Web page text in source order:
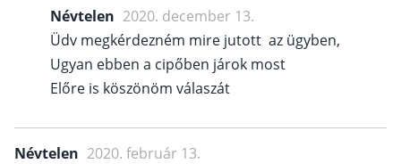
Névtelen 2020. december 13.
Üdv megkérdezném mire jutott az ügyben,
Ugyan ebben a cipőben járok most
Előre is köszönöm válaszát
Névtelen 2020. február 13.